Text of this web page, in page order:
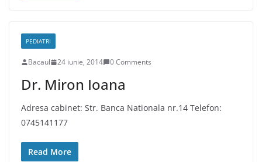
PEDIATRI
Bacaul 24 iunie, 2014 0 Comments
Dr. Miron Ioana
Adresa cabinet: Str. Banca Nationala nr.14 Telefon:
0745141177
Read More